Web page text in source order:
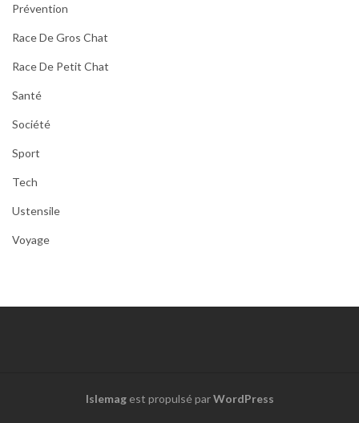
Prévention
Race De Gros Chat
Race De Petit Chat
Santé
Société
Sport
Tech
Ustensile
Voyage
Islemagest propulsé parWordPress